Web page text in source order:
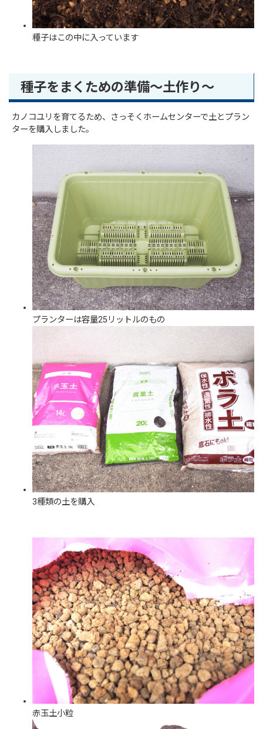
種子はこの中に入っています
種子をまくための準備～土作り～
カノコユリを育てるため、さっそくホームセンターで土とプラン
ターを購入しました。
プランターは容量25リットルのもの
3種類の土を購入
赤玉土小粒